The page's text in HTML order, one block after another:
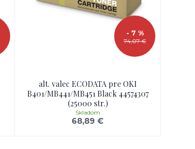
74,07 €
- 7 %
alt. valec ECODATA pre OKI
B401/MB441/MB451 Black 44574307
(25000 str.)
68,89 €
Skladom